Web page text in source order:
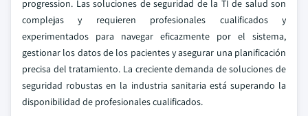
progression. Las soluciones de seguridad de la TI de salud son
complejas y requieren profesionales cualificados y
experimentados para navegar eficazmente por el sistema,
gestionar los datos de los pacientes y asegurar una planificación
precisa del tratamiento. La creciente demanda de soluciones de
seguridad robustas en la industria sanitaria está superando la
disponibilidad de profesionales cualificados.